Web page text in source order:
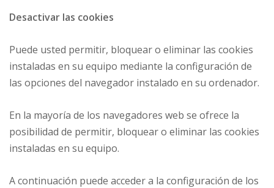
Desactivar las cookies
Puede usted permitir, bloquear o eliminar las cookies
instaladas en su equipo mediante la configuración de
las opciones del navegador instalado en su ordenador.
En la mayoría de los navegadores web se ofrece la
posibilidad de permitir, bloquear o eliminar las cookies
instaladas en su equipo.
A continuación puede acceder a la configuración de los